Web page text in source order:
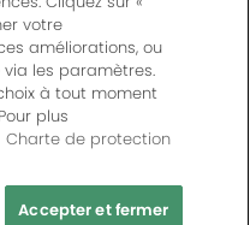
Jean Samazeuilh - CS
cedex - France
Events And More
personnelles
des cookies
votre
améliorations, ou
les paramètres.
à tout moment
plus
Charte de protection
Accepter et fermer